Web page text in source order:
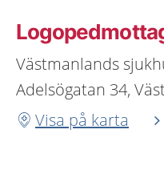
Västmanlands
Adelsögatan 34,
Visa på karta